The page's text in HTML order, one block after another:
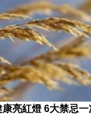
立秋到！4生肖健康亮紅燈 6